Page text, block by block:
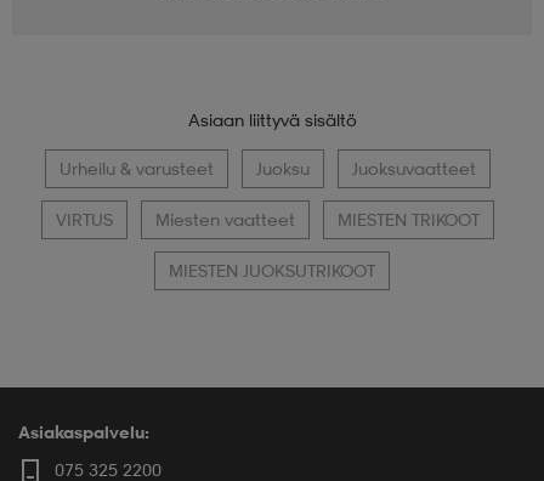
Asiaan liittyvä sisältö
Urheilu & varusteet Juoksu Juoksuvaatteet
VIRTUS Miesten vaatteet MIESTEN TRIKOOT
MIESTEN JUOKSUTRIKOOT
Asiakaspalvelu:
075 325 2200